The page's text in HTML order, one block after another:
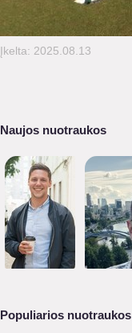
Įkelta: 2025.08.13
Naujos nuotraukos
Populiarios nuotraukos